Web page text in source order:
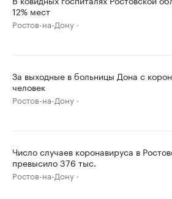
12% мест
Ростов-на-Дону
За выходные в больницы Дона с
человек
Ростов-на-Дону
Число случаев коронавируса в
превысило 376 тыс.
Ростов-на-Дону